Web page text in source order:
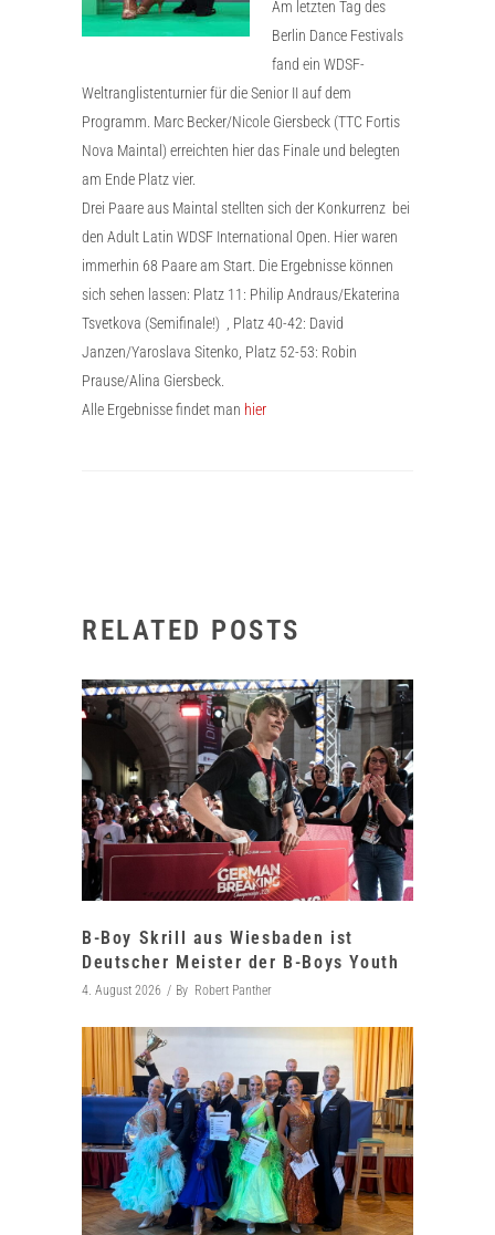
Am letzten Tag des
Berlin Dance Festivals
fand ein WDSF-
Weltranglistenturnier für die Senior II auf dem
Programm. Marc Becker/Nicole Giersbeck (TTC Fortis
Nova Maintal) erreichten hier das Finale und belegten
am Ende Platz vier.
Drei Paare aus Maintal stellten sich der Konkurrenz bei
den Adult Latin WDSF International Open. Hier waren
immerhin 68 Paare am Start. Die Ergebnisse können
sich sehen lassen: Platz 11: Philip Andraus/Ekaterina
Tsvetkova (Semifinale!) , Platz 40-42: David
Janzen/Yaroslava Sitenko, Platz 52-53: Robin
Prause/Alina Giersbeck.
Alle Ergebnisse findet man hier
RELATED POSTS
B-Boy Skrill aus Wiesbaden ist
Deutscher Meister der B-Boys Youth
4. August 2026 By Robert Panther